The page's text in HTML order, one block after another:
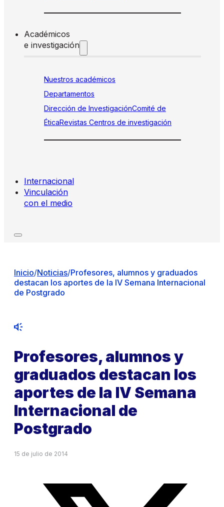
Académicos
e investigación
Nuestros académicos
Departamentos
Dirección de InvestigaciónComité de
ÉticaRevistas Centros de investigación
Internacional
Vinculación
con el medio
Inicio/Noticias/Profesores, alumnos y graduados
destacan los aportes de la IV Semana Internacional
de Postgrado
Profesores, alumnos y
graduados destacan los
aportes de la IV Semana
Internacional de
Postgrado
15 de julio de 2014